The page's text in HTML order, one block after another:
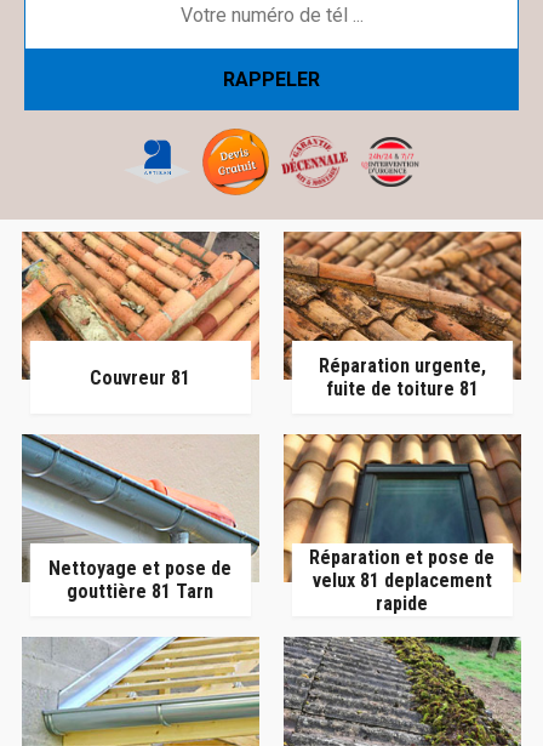
Couvreur 81
Réparation urgente,
fuite de toiture 81
Nettoyage et pose de
gouttière 81 Tarn
Réparation et pose de
velux 81 deplacement
rapide